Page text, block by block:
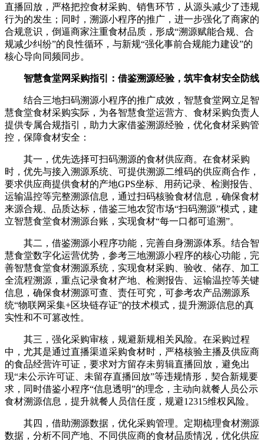
直播回放，严格把控食材采购、销售环节，从源头减少了违规
行为的发生；同时，溯源小程序的推广，进一步强化了商家的
合规意识，倒逼商家注重食材品质，形成“溯源赋能合规、合
规减少纠纷”的良性循环，与新规“强化事前合规能力建设”的
核心导向同频同步。
智慧食堂网采购指引：借鉴溯源经验，筑牢食材安全防线
结合三地扫码溯源小程序的推广成效，智慧食堂网立足智
慧食堂食材采购实际，为各智慧食堂运营方、食材采购负责人
提供专属合规指引，助力大家借鉴溯源经验，优化食材采购管
控，保障食材安全：
其一，优先选择可扫码溯源的食材供应商。在食材采购
时，优先与接入溯源系统、可提供溯源二维码的供应商合作，
要求供应商提供食材的产地GPS坐标、用药记录、检测报告、
运输温控等完整溯源信息，通过扫码核验食材信息，确保食材
来源合规、品质达标，借鉴三地农贸市场“扫码溯源”模式，建
立智慧食堂食材溯源台账，实现食材“每一口都可追溯”。
其二，借鉴溯源小程序功能，完善自身溯源体系。结合智
慧食堂数字化运营优势，参考三地溯源小程序的核心功能，完
善智慧食堂食材溯源系统，实现食材采购、验收、储存、加工
全流程溯源，重点记录食材产地、检测报告、运输温控等关键
信息，确保食材溯源可查、责任可究，可参考农产品溯源系
统“物联网采集+区块链存证”的技术模式，提升溯源信息的真
实性和不可篡改性。
其三，强化采购审核，规避新规相关风险。在采购过程
中，尤其是通过直播渠道采购食材时，严格核验主播及供应商
的食品经营许可证，要求对方留存未剪辑直播回放，避免出
现“未公示许可证、未留存直播回放”等违规情形，契合新规要
求，同时借鉴小程序“信息透明”的理念，主动向就餐人员公示
食材溯源信息，提升就餐人员信任度，规避12315维权风险。
其四，借助溯源数据，优化采购管理。定期梳理食材溯源
数据，分析不同产地、不同供应商的食材品质情况，优化供应